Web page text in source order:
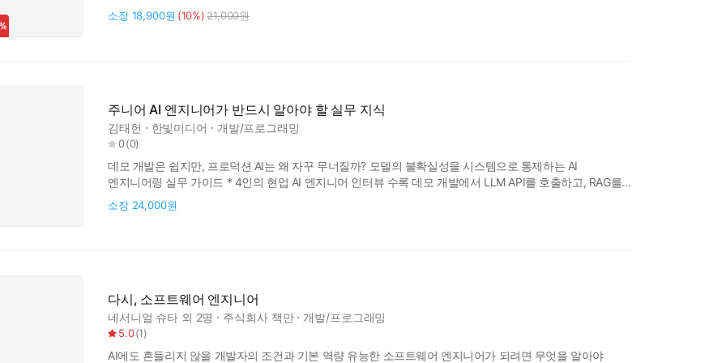
제작하기 위한 원칙과 사례를 배울 수 있다. 기획 전문가인 타이난 실베스터는 명확하고 친근한 산문으로,
팀과 협력하는 방법, 창의적인 막다른 길을 피하는 방법 등등 프로젝트를 순조롭게 진행하는 데 필요한
소장 18,900원 (10%)21,000원
주니어 AI 엔지니어가 반드시 알아야 할 실무 지식
김태헌 한빛미디어 개발/프로그래밍
0(0)
데모 개발은 쉽지만, 프로덕션 AI는 왜 자꾸 무너질까? 모델의 불확실성을 시스템으로 통제하는 AI
엔지니어링 실무 가이드 * 4인의 현업 AI 엔지니어 인터뷰 수록 데모 개발에서 LLM API를 호출하고, RAG를
붙이고, 에이전트에 도구를 연결하는 일은 이제 어렵지 않다. 문제는 그다음이다. 프로덕션에 올리는 순간
검색 결과가 빗나가고, 프롬프트가 어제와 다르게 동작하며, 비용과 지연 시간이 튀고, 에러 로그 없이 잘못된
소장 24,000원
다시, 소프트웨어 엔지니어
네서니얼 슈타 외 2명 주식회사 책만 개발/프로그래밍
5.0(1)
AI에도 흔들리지 않을 개발자의 조건과 기본 역량 유능한 소프트웨어 엔지니어가 되려면 무엇을 알아야